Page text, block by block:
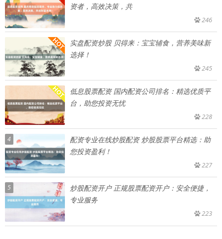
资者，高效决策，共
246
实盘配资炒股 贝得来：宝宝辅食，营养美味新
选择！
245
低息股票配资 国内配资公司排名：精选优质平
台，助您投资无忧
228
4
配资专业在线炒股配资 炒股股票平台精选：助
您投资盈利！
227
5
炒股配资开户 正规股票配资开户：安全便捷，
专业服务
223